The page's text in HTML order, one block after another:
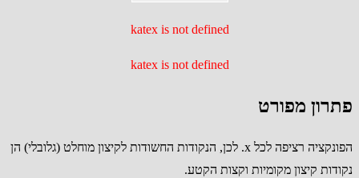
katex is not defined
katex is not defined
פתרון מפורט
הפונקציה רציפה לכל x. לכן, הנקודות החשודות לקיצון מוחלט (גלובלי) הן
נקודות קיצון מקומיות וקצות הקטע.